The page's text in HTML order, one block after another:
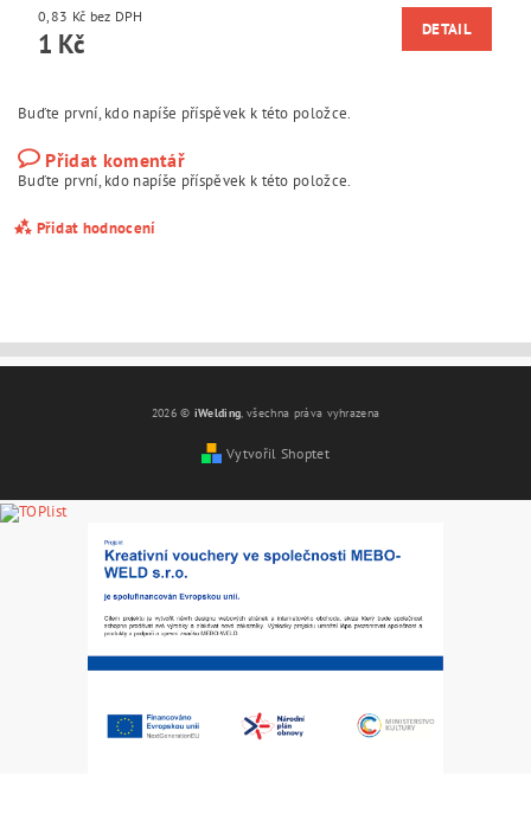
0,83 Kč bez DPH
1 Kč DETAIL
Buďte první, kdo napíše příspěvek k této položce.
Přidat komentář
Buďte první, kdo napíše příspěvek k této položce.
Přidat hodnocení
Vložením hodnocení souhlasíte s
osobních údajů
2026 © iWelding, všechna práva vyhrazena
Vytvořil Shoptet